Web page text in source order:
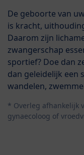
De geboorte van
is kracht,
Daarom zijn
zwangerschap
sportief? Doe dan
dan geleidelijk een
wandelen,
* Overleg afhankelijk
gynaecoloog of